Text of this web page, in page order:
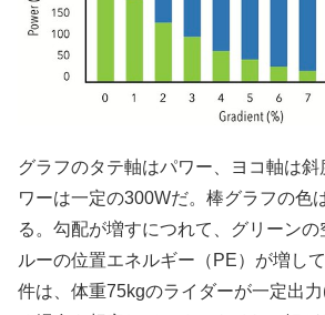
グラフのタテ軸はパワー、ヨコ軸は
ワーは一定の300Wだ。棒グラフの色
る。勾配が増すにつれて、グリーン
ルーの位置エネルギー（PE）が増し
件は、体重75kgのライダーが一定出